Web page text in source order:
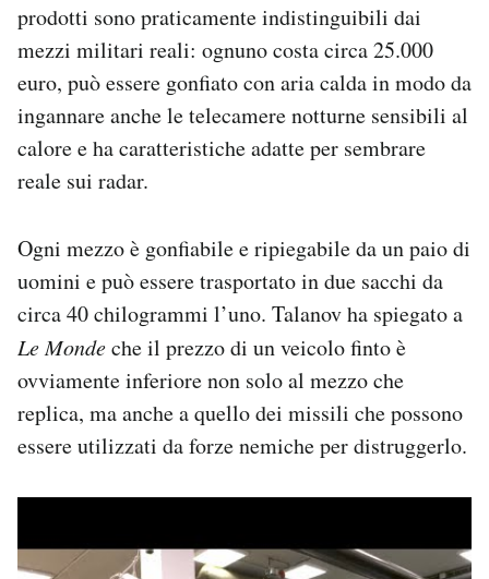
prodotti sono praticamente indistinguibili dai
mezzi militari reali: ognuno costa circa 25.000
euro, può essere gonfiato con aria calda in modo da
ingannare anche le telecamere notturne sensibili al
calore e ha caratteristiche adatte per sembrare
reale sui radar.
Ogni mezzo è gonfiabile e ripiegabile da un paio di
uomini e può essere trasportato in due sacchi da
circa 40 chilogrammi l’uno. Talanov ha spiegato a
Le Mondeche il prezzo di un veicolo finto è
ovviamente inferiore non solo al mezzo che
replica, ma anche a quello dei missili che possono
essere utilizzati da forze nemiche per distruggerlo.